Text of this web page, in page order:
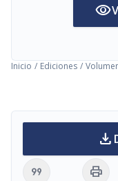
visibility
Inicio / Ediciones /
download
format_quote print